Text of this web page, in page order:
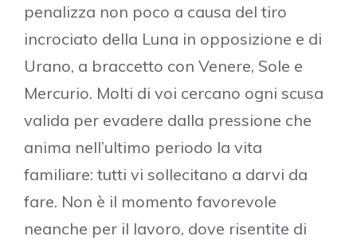
penalizza non poco a causa del tiro
incrociato della Luna in opposizione e di
Urano, a braccetto con Venere, Sole e
Mercurio. Molti di voi cercano ogni scusa
valida per evadere dalla pressione che
anima nell’ultimo periodo la vita
familiare: tutti vi sollecitano a darvi da
fare. Non è il momento favorevole
neanche per il lavoro, dove risentite di